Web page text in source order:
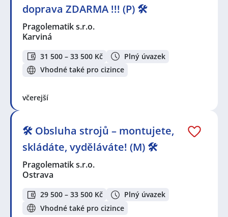
doprava ZDARMA !!! (P) 🛠️
Pragolematik s.r.o.
Karviná
31 500 – 33 500 Kč
Plný úvazek
Vhodné také pro cizince
včerejší
🛠️ Obsluha strojů – montujete,
skládáte, vyděláváte! (M) 🛠️
Pragolematik s.r.o.
Ostrava
29 500 – 33 500 Kč
Plný úvazek
Vhodné také pro cizince